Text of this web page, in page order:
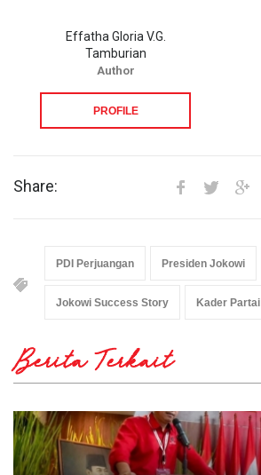
Effatha Gloria V.G.
Tamburian
Author
PROFILE
Share:
PDI Perjuangan Presiden Jokowi
Jokowi Success Story Kader Partai
Berita Terkait